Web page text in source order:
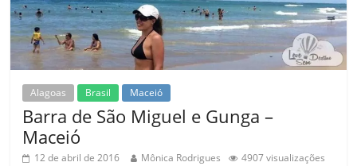
Alagoas Brasil Maceió
Barra de São Miguel e Gunga –
Maceió
12 de abril de 2016 Mônica Rodrigues
4907 visualizações